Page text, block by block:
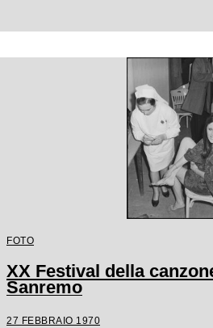
FOTO
XX Festival della
Sanremo
27 FEBBRAIO 1970